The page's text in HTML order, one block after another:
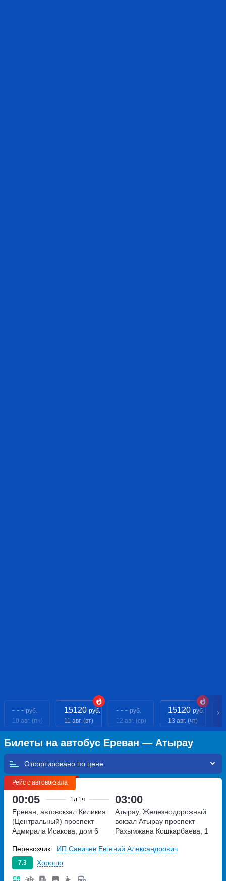
- - - руб.
10 авг. (пн)
15120 руб.
11 авг. (вт)
- - - руб.
12 авг. (ср)
15120 руб.
13 авг. (чт)
Билеты на автобус Ереван — Атырау
Отсортировано по
Рейс с автовокзала
00:05 1д 1ч 03:00
Ереван, автовокзал Киликия
(Центральный) проспект
Адмирала Исакова, дом 6
Атырау, Железнодорожный
вокзал Атырау проспект
Рахымжана Кошкарбаева, 1
7.3 Хорошо
Перевозчик: ИП Савичев Евгений Александрович